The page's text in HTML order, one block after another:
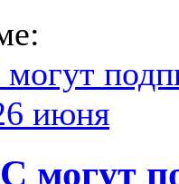
могут